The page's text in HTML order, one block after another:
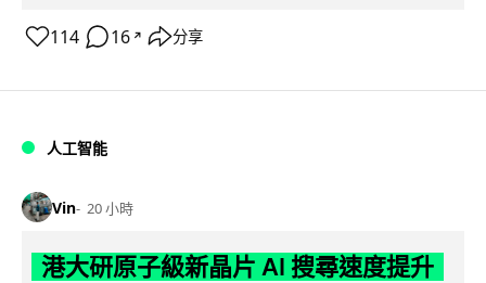
114 16 ↗ 分享
人工智能
Vin 20 小時
港大研原子級新晶片 AI 搜尋速度提升